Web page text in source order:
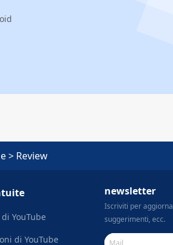
> Review
YouTube
di YouTube
newsletter
Iscriviti per
suggerimenti, ecc.